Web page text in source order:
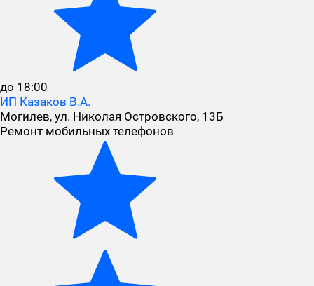
до 18:00
ИП Казаков В.А.
Могилев, ул. Николая Островского, 13Б
Ремонт мобильных телефонов